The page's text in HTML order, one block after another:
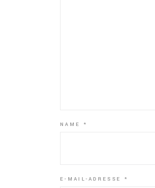
NAME *
E-MAIL-ADRESSE *